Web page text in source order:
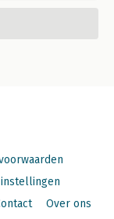
Over ons